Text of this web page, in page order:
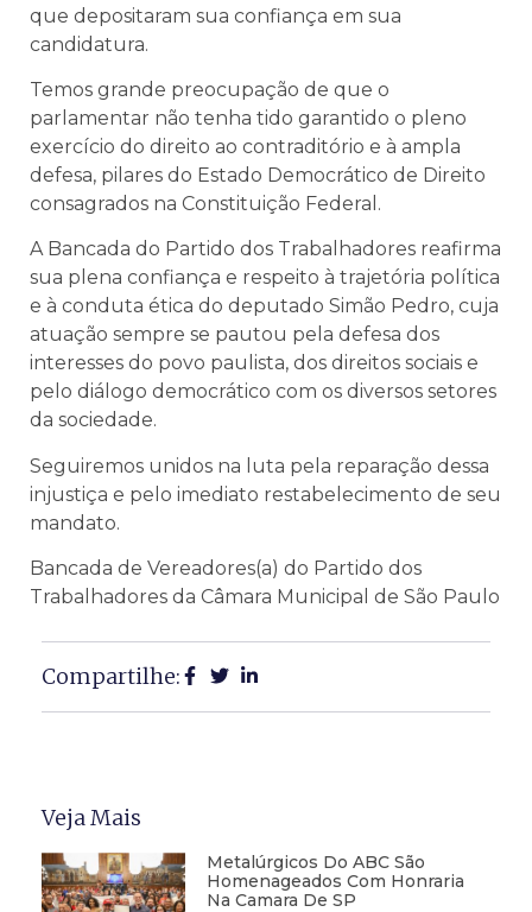
que depositaram sua confiança em sua
candidatura.
Temos grande preocupação de que o
parlamentar não tenha tido garantido o pleno
exercício do direito ao contraditório e à ampla
defesa, pilares do Estado Democrático de Direito
consagrados na Constituição Federal.
A Bancada do Partido dos Trabalhadores reafirma
sua plena confiança e respeito à trajetória política
e à conduta ética do deputado Simão Pedro, cuja
atuação sempre se pautou pela defesa dos
interesses do povo paulista, dos direitos sociais e
pelo diálogo democrático com os diversos setores
da sociedade.
Seguiremos unidos na luta pela reparação dessa
injustiça e pelo imediato restabelecimento de seu
mandato.
Bancada de Vereadores(a) do Partido dos
Trabalhadores da Câmara Municipal de São Paulo
Compartilhe:
Veja Mais
Metalúrgicos Do ABC São
Homenageados Com Honraria
Na Camara De SP